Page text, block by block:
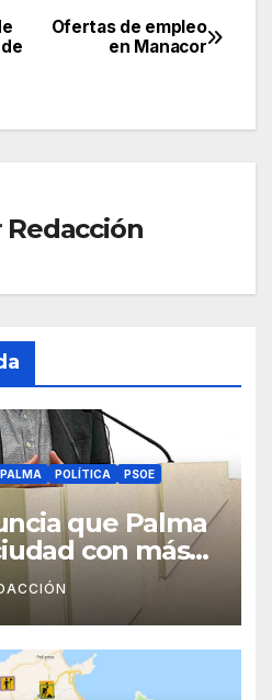
at
p
e
m
m
tir
Ofertas de empleo
en Manacor
Redacción
PALMA POLÍTICA
PSOE
que Palma
con más
«fracaso» de